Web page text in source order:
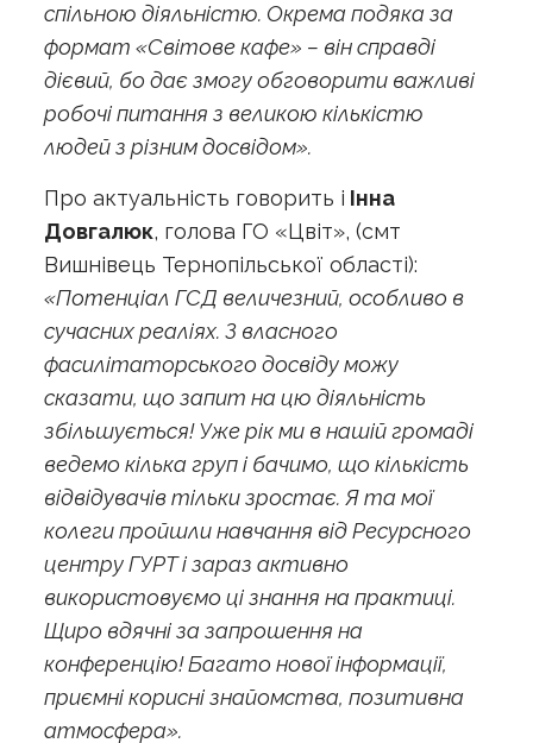
спільною діяльністю. Окрема подяка за
формат «Світове кафе» – він справді
дієвий, бо дає змогу обговорити важливі
робочі питання з великою кількістю
людей з різним досвідом».
Про актуальність говорить і Інна
Довгалюк, голова ГО «Цвіт», (смт
Вишнівець Тернопільської області):
«Потенціал ГСД величезний, особливо в
сучасних реаліях. З власного
фасилітаторського досвіду можу
сказати, що запит на цю діяльність
збільшується! Уже рік ми в нашій громаді
ведемо кілька груп і бачимо, що кількість
відвідувачів тільки зростає. Я та мої
колеги пройшли навчання від Ресурсного
центру ГУРТ і зараз активно
використовуємо ці знання на практиці.
Щиро вдячні за запрошення на
конференцію! Багато нової інформації,
приємні корисні знайомства, позитивна
атмосфера».